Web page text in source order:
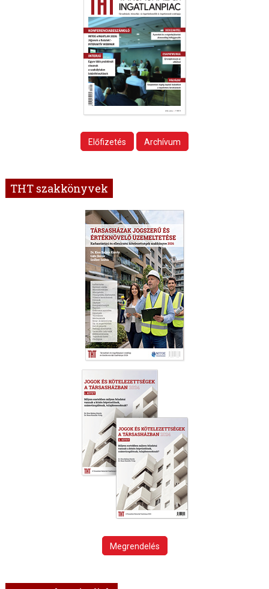
Előfizetés Archívum
THT szakkönyvek
Megrendelés